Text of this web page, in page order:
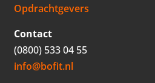
Opdrachtgevers
Contact
(0800) 533 04 55
info@bofit.nl